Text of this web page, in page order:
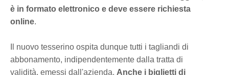
è in formato elettronico e deve essere richiesta
online.
Il nuovo tesserino ospita dunque tutti i tagliandi di
abbonamento, indipendentemente dalla tratta di
validità, emessi dall'azienda. Anche i biglietti di